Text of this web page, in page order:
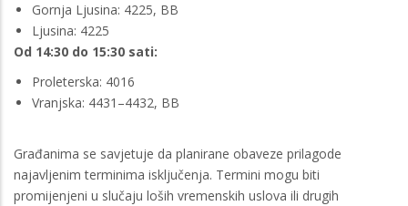
Gornja Ljusina: 4225, BB
Ljusina: 4225
Od 14:30 do 15:30 sati:
Proleterska: 4016
Vranjska: 4431–4432, BB
Građanima se savjetuje da planirane obaveze prilagode
najavljenim terminima isključenja. Termini mogu biti
promijenjeni u slučaju loših vremenskih uslova ili drugih